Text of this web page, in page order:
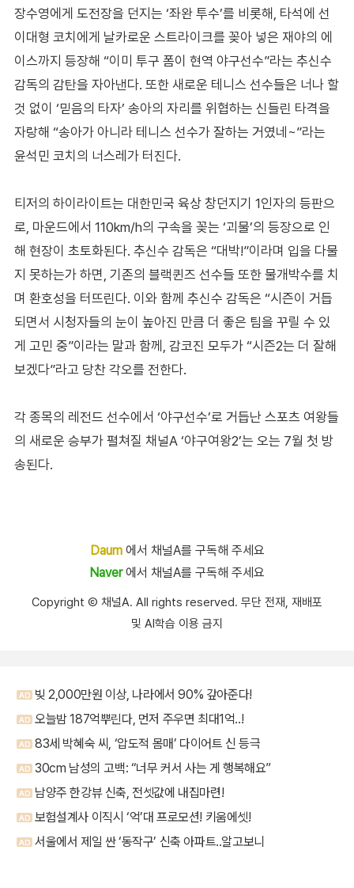
장수영에게 도전장을 던지는 ‘좌완 투수’를 비롯해, 타석에 선
이대형 코치에게 날카로운 스트라이크를 꽂아 넣은 재야의 에
이스까지 등장해 “이미 투구 폼이 현역 야구선수”라는 추신수
감독의 감탄을 자아낸다. 또한 새로운 테니스 선수들은 너나 할
것 없이 ‘믿음의 타자’ 송아의 자리를 위협하는 신들린 타격을
자랑해 “송아가 아니라 테니스 선수가 잘하는 거였네~”라는
윤석민 코치의 너스레가 터진다.
티저의 하이라이트는 대한민국 육상 창던지기 1인자의 등판으
로, 마운드에서 110km/h의 구속을 꽂는 ‘괴물’의 등장으로 인
해 현장이 초토화된다. 추신수 감독은 “대박!”이라며 입을 다물
지 못하는가 하면, 기존의 블랙퀸즈 선수들 또한 물개박수를 치
며 환호성을 터뜨린다. 이와 함께 추신수 감독은 “시즌이 거듭
되면서 시청자들의 눈이 높아진 만큼 더 좋은 팀을 꾸릴 수 있
게 고민 중”이라는 말과 함께, 감코진 모두가 “시즌2는 더 잘해
보겠다”라고 당찬 각오를 전한다.
각 종목의 레전드 선수에서 ‘야구선수’로 거듭난 스포츠 여왕들
의 새로운 승부가 펼쳐질 채널A ‘야구여왕2’는 오는 7월 첫 방
송된다.
Daum에서 채널A를 구독해 주세요
Naver에서 채널A를 구독해 주세요
Copyright Ⓒ 채널A. All rights reserved. 무단 전재, 재배포
및 AI학습 이용 금지